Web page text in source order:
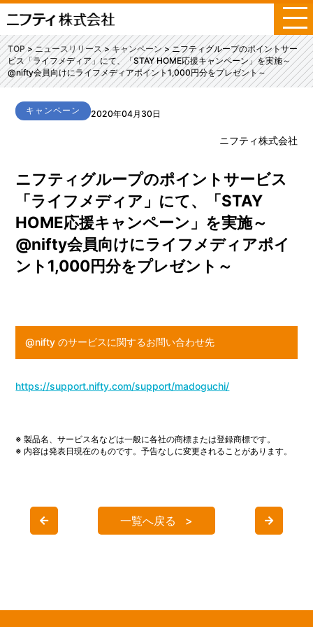
メ
ニ
ュ
ー
TOP ニュースリリース キャンペーン
ニフティグループのポイントサー
ビス「ライフメディア」にて、「STAY HOME応援キャンペーン」を実施～
@nifty会員向けにライフメディアポイント1,000円分をプレゼント～
キャンペーン 2020年04月30日
ニフティ株式会社
ニフティグループのポイントサービス
「ライフメディア」にて、「STAY
HOME応援キャンペーン」を実施～
@nifty会員向けにライフメディアポイ
ント1,000円分をプレゼント～
@nifty のサービスに関するお問い合わせ先
https://support.nifty.com/support/madoguchi/
※ 製品名、サービス名などは一般に各社の商標または登録商標です。
※ 内容は発表日現在のものです。予告なしに変更されることがあります。
一覧へ戻る